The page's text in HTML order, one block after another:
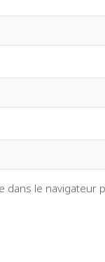
le navigateur